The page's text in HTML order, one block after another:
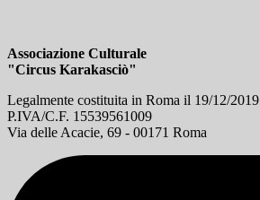
Associazione Culturale
"Circus Karakasciò"
Legalmente costituita in Roma il 19/12/2019
P.IVA/C.F. 15539561009
Via delle Acacie, 69 - 00171 Roma